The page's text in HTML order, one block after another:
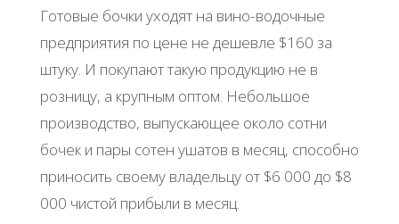
Готовые бочки уходят на вино-водочные
предприятия по цене не дешевле $160 за
штуку. И покупают такую продукцию не в
розницу, а крупным оптом. Небольшое
производство, выпускающее около сотни
бочек и пары сотен ушатов в месяц, способно
приносить своему владельцу от $6 000 до $8
000 чистой прибыли в месяц.